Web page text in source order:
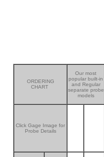
ORDERING
CHART
Our most
popular built-in
and Regular
separate probe
models
Click Gage Image for
Probe Details